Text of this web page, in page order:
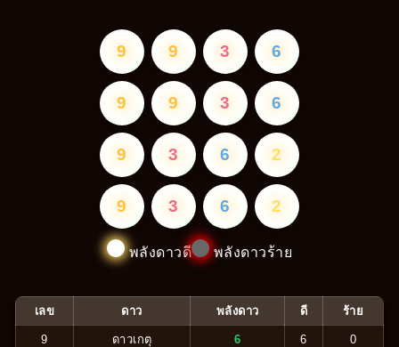
9 9 3 6
9 9 3 6
9 3 6 2
9 3 6 2
พลังดาวดี พลังดาวร้าย
เลข ดาว พลังดาว ดี ร้าย
9 ดาวเกตุ 6 6 0